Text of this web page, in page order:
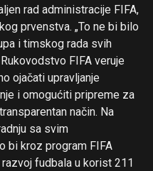
rad administracije FIFA,
prvenstva. „To ne bi bilo
i timskog rada svih
FIFA veruje
ojačati upravljanje
i omogućiti pripreme za
način. Na
sa svim
bi kroz program FIFA
fudbala u korist 211